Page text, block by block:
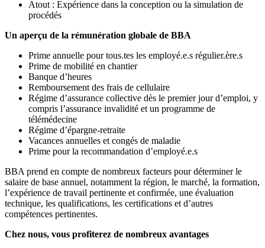
Atout : Expérience dans la conception ou la simulation de
procédés
Un aperçu de la rémunération globale de BBA
Prime annuelle pour tous.tes les employé.e.s régulier.ère.s
Prime de mobilité en chantier
Banque d’heures
Remboursement des frais de cellulaire
Régime d’assurance collective dès le premier jour d’emploi, y
compris l’assurance invalidité et un programme de
télémédecine
Régime d’épargne-retraite
Vacances annuelles et congés de maladie
Prime pour la recommandation d’employé.e.s
BBA prend en compte de nombreux facteurs pour déterminer le
salaire de base annuel, notamment la région, le marché, la formation,
l’expérience de travail pertinente et confirmée, une évaluation
technique, les qualifications, les certifications et d’autres
compétences pertinentes.
Chez nous, vous profiterez de nombreux avantages